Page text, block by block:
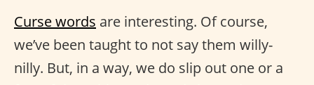
Curse words are interesting. Of course,
we’ve been taught to not say them willy-
nilly. But, in a way, we do slip out one or a